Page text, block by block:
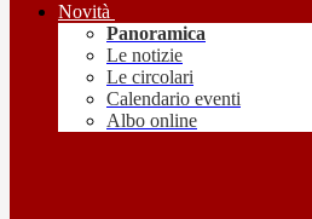
Novità
Panoramica
Le notizie
Le circolari
Calendario eventi
Albo online